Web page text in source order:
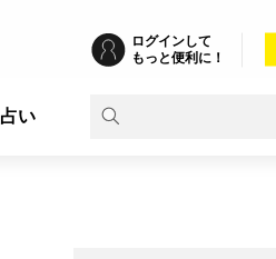
ログインして
もっと便利に！
占い